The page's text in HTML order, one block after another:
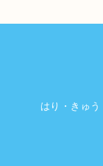
はり・きゅ